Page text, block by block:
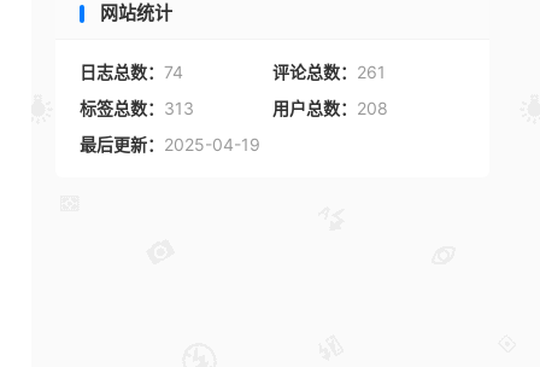
网站统计
日志总数： 74 评论总数： 261
标签总数： 313 用户总数： 208
最后更新： 2025-04-19